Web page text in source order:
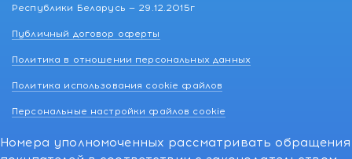
Республики Беларусь — 29.12.2015г
Публичный договор оферты
Политика в отношении персональных данных
Политика использования cookie файлов
Персональные настройки файлов cookie
Номера уполномоченных рассматривать обращения